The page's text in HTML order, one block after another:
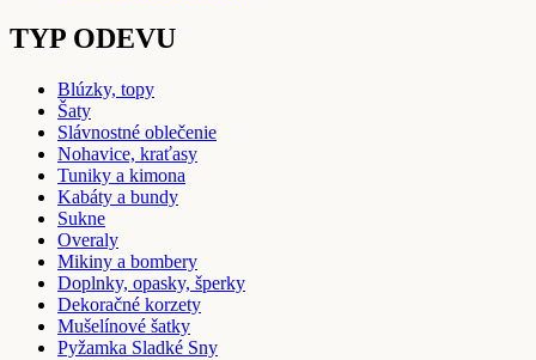
TYP ODEVU
Blúzky, topy
Šaty
Slávnostné oblečenie
Nohavice, kraťasy
Tuniky a kimona
Kabáty a bundy
Sukne
Overaly
Mikiny a bombery
Doplnky, opasky, šperky
Dekoračné korzety
Mušelínové šatky
Pyžamka Sladké Sny